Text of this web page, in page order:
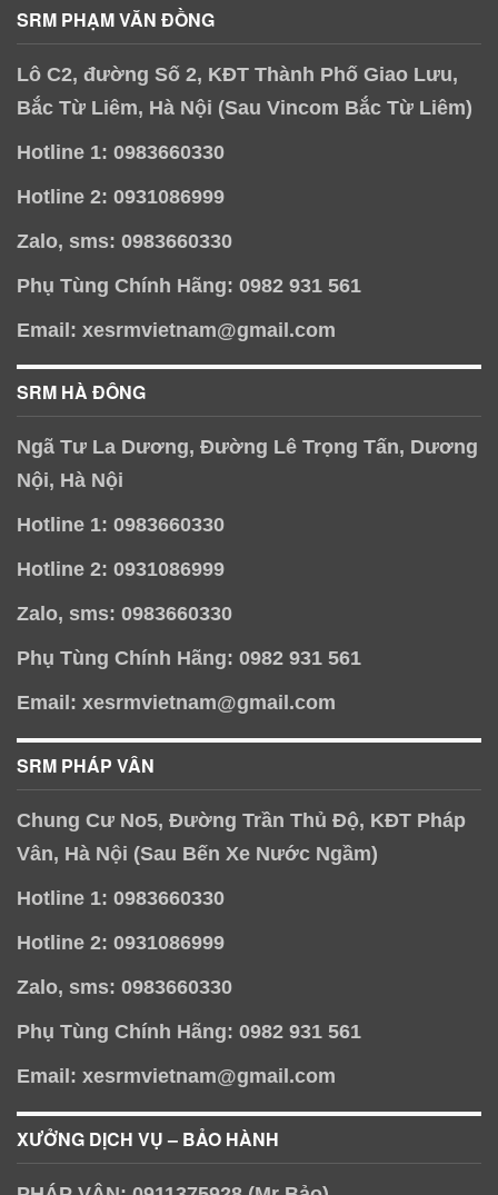
SRM PHẠM VĂN ĐỒNG
Lô C2, đường Số 2, KĐT Thành Phố Giao Lưu,
Bắc Từ Liêm, Hà Nội (Sau Vincom Bắc Từ Liêm)
Hotline 1: 0983660330
Hotline 2: 0931086999
Zalo, sms: 0983660330
Phụ Tùng Chính Hãng: 0982 931 561
Email: xesrmvietnam@gmail.com
SRM HÀ ĐÔNG
Ngã Tư La Dương, Đường Lê Trọng Tấn, Dương
Nội, Hà Nội
Hotline 1: 0983660330
Hotline 2: 0931086999
Zalo, sms: 0983660330
Phụ Tùng Chính Hãng: 0982 931 561
Email: xesrmvietnam@gmail.com
SRM PHÁP VÂN
Chung Cư No5, Đường Trần Thủ Độ, KĐT Pháp
Vân, Hà Nội (Sau Bến Xe Nước Ngầm)
Hotline 1: 0983660330
Hotline 2: 0931086999
Zalo, sms: 0983660330
Phụ Tùng Chính Hãng: 0982 931 561
Email: xesrmvietnam@gmail.com
XƯỞNG DỊCH VỤ – BẢO HÀNH